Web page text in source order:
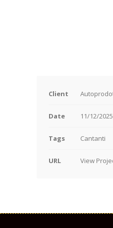
Client
Date 11/12/2025
Tags Cantanti
URL View